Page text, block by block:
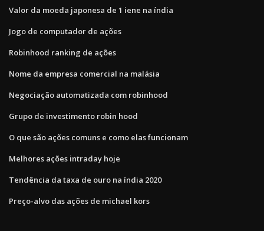
Valor da moeda japonesa de 1 iene na índia
Jogo de computador de ações
Robinhood ranking de ações
Nome da empresa comercial na malásia
Negociação automatizada com robinhood
Grupo de investimento robin hood
O que são ações comuns e como elas funcionam
Melhores ações intraday hoje
Tendência da taxa de ouro na índia 2020
Preço-alvo das ações de michael kors